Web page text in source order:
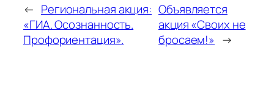
← Региональная акция:
«ГИА. Осознанность.
Профориентация».
Объявляется
акция «Своих не
бросаем!» →